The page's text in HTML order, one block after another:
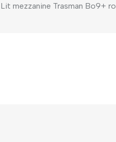
mezzanine Trasman Bo9+